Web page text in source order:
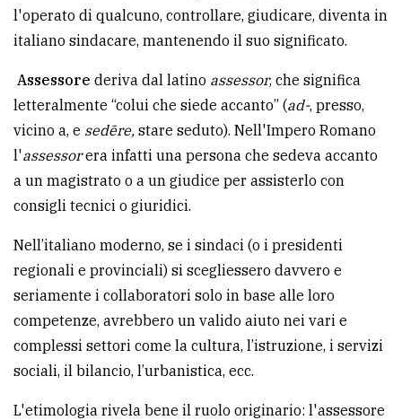
l'operato di qualcuno, controllare, giudicare, diventa in
italiano sindacare, mantenendo il suo significato.
Assessore deriva dal latino assessor, che significa
letteralmente “colui che siede accanto” (ad-, presso,
vicino a, e sedēre, stare seduto). Nell'Impero Romano
l'assessorera infatti una persona che sedeva accanto
a un magistrato o a un giudice per assisterlo con
consigli tecnici o giuridici.
Nell’italiano moderno, se i sindaci (o i presidenti
regionali e provinciali) si scegliessero davvero e
seriamente i collaboratori solo in base alle loro
competenze, avrebbero un valido aiuto nei vari e
complessi settori come la cultura, l’istruzione, i servizi
sociali, il bilancio, l’urbanistica, ecc.
L'etimologia rivela bene il ruolo originario: l'assessore